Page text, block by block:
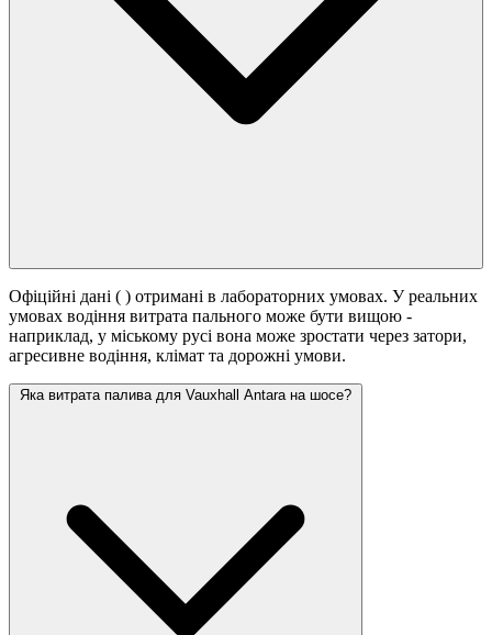
Офіційні дані ( ) отримані в лабораторних умовах. У реальних
умовах водіння витрата пального може бути вищою -
наприклад, у міському русі вона може зростати через затори,
агресивне водіння, клімат та дорожні умови.
Яка витрата палива для Vauxhall Antara на шосе?